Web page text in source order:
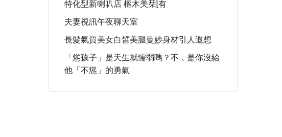
特化型新喇叭店 樞木美栞[有
夫妻視訊午夜聊天室
長髮氣質美女白皙美腿曼妙身材引人遐想
「慫孩子」是天生就懦弱嗎？不，是你沒給
他「不慫」的勇氣